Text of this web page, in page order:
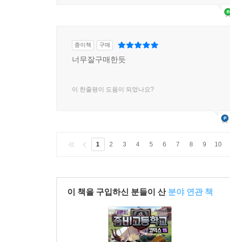
종이책 구매
너무잘구매한듯
이 한줄평이 도움이 되었나요?
1 2 3 4 5 6 7 8 9 10
이 책을 구입하신 분들이 산 분야 연관 책